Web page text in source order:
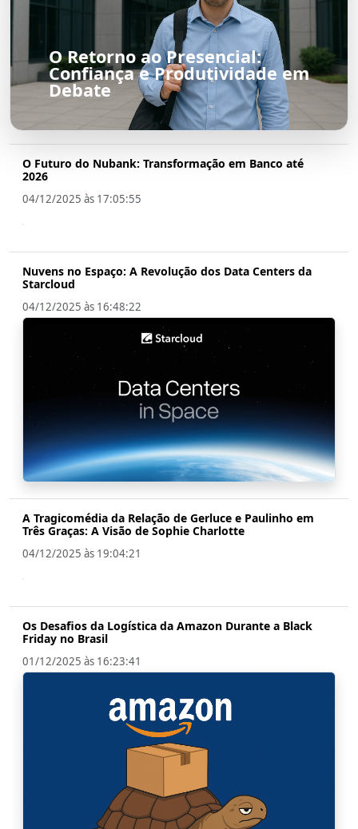
O Retorno ao Presencial:
Confiança e Produtividade em
Debate
O Futuro do Nubank: Transformação em Banco até
2026
04/12/2025 às 17:05:55
Nuvens no Espaço: A Revolução dos Data Centers da
Starcloud
04/12/2025 às 16:48:22
A Tragicomédia da Relação de Gerluce e Paulinho em
Três Graças: A Visão de Sophie Charlotte
04/12/2025 às 19:04:21
Os Desafios da Logística da Amazon Durante a Black
Friday no Brasil
01/12/2025 às 16:23:41